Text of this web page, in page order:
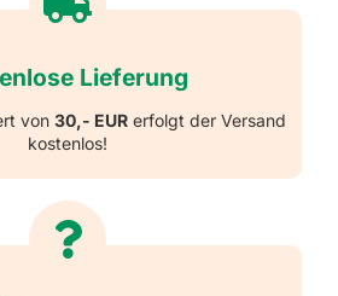
Lieferung
von 30,- EUR erfolgt der Versand
kostenlos!